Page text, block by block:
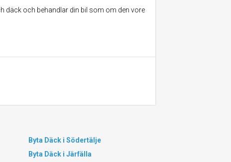
däck och behandlar din bil som om den vore
Byta Däck i Södertälje
Byta Däck i Järfälla